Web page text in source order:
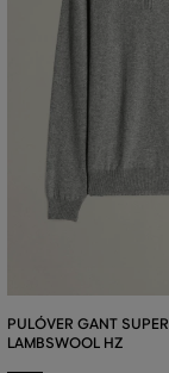
PULÓVER GANT
LAMBSWOOL HZ